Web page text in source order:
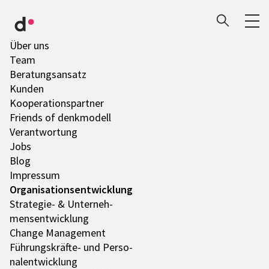
Über uns
Team
Bera­tungs­an­satz
Kunden
Koope­ra­ti­ons­part­ner
Friends of denk­mo­dell
Verant­wor­tung
Jobs
Blog
Impres­sum
Orga­ni­sa­ti­ons­ent­wick­lung
Stra­te­gie- & Unter­neh­
mens­ent­wick­lung
Change Manage­ment
Führungs­­­kräfte- und Perso­
nal­ent­wick­lung